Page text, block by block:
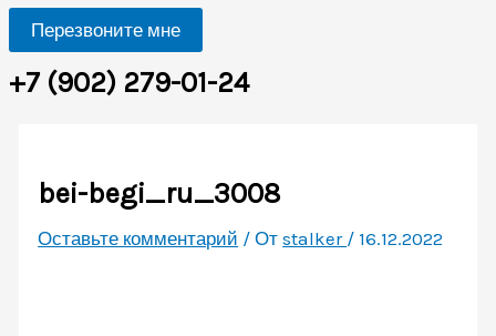
Перезвоните мне
+7 (902) 279-01-24
bei-begi_ru_3008
Оставьте комментарий / Отstalker / 16.12.2022